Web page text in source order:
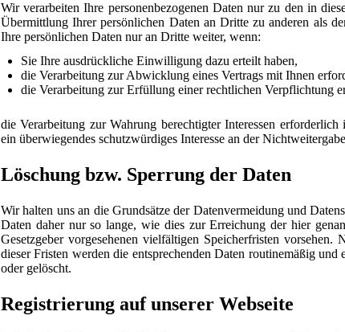
Wir verarbeiten Ihre personenbezogenen Daten nur zu den in
Übermittlung Ihrer persönlichen Daten an Dritte zu anderen als
Ihre persönlichen Daten nur an Dritte weiter, wenn:
Sie Ihre ausdrückliche Einwilligung dazu erteilt haben,
die Verarbeitung zur Abwicklung eines Vertrags mit Ihnen
die Verarbeitung zur Erfüllung einer rechtlichen Verpflichtung
die Verarbeitung zur Wahrung berechtigter Interessen
ein überwiegendes schutzwürdiges Interesse an der
Löschung bzw. Sperrung der Daten
Wir halten uns an die Grundsätze der Datenvermeidung und
Daten daher nur so lange, wie dies zur Erreichung der hier
Gesetzgeber vorgesehenen vielfältigen Speicherfristen
dieser Fristen werden die entsprechenden Daten routinemäßig und
oder gelöscht.
Registrierung auf unserer Webseite